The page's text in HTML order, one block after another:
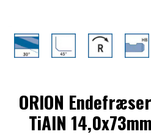
ORION
TiAlN